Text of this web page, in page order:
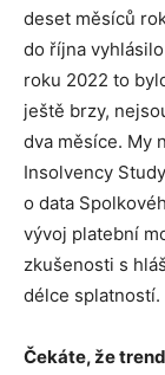
deset měsíců
do října
roku 2022 to
ještě brzy,
dva měsíce. My
Insolvency
o data
vývoj platební
zkušenosti s
délce splatností.
Čekáte, že